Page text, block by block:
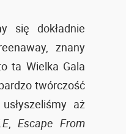
się dokładnie
znany
ta Wielka Gala
twórczość
aż
,Escape From